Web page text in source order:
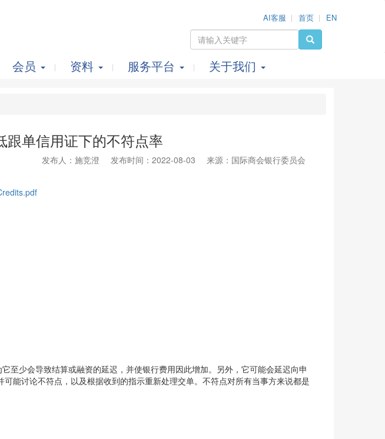
AI客服 首页 EN
会员 资料 服务平台 关于我们
跟单信用证下的不符点率
发布人：施竞澄 发布时间：2022-08-03 来源：国际商会银行委员会
至少会导致结算或融资的延迟，并使银行费用因此增加。另外，它可能会延迟向申
能讨论不符点，以及根据收到的指示重新处理交单。不符点对所有当事方来说都是